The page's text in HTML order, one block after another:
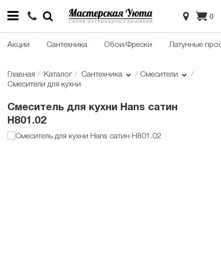
0
Акции Сантехника Обои/Фрески Латунные
Главная Каталог Сантехника
Смесители
Смесители для кухни
Смеситель для кухни Hans сатин
H801.02